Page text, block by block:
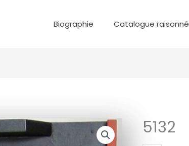
Biographie Catalogue raisonné
5132
quantité